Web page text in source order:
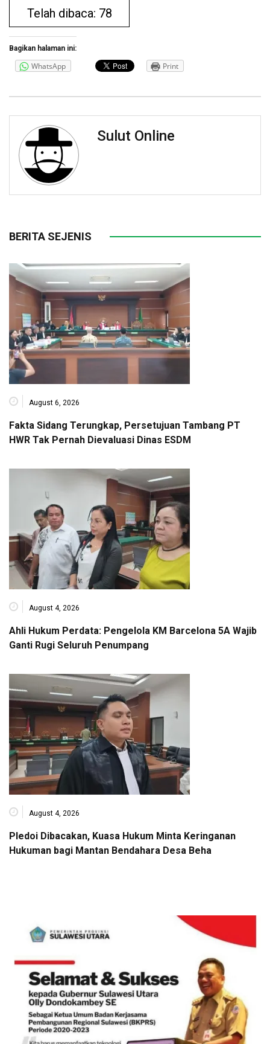
Telah dibaca: 78
Bagikan halaman ini:
WhatsApp Print
Sulut Online
BERITA SEJENIS
August 6, 2026
Fakta Sidang Terungkap, Persetujuan Tambang PT
HWR Tak Pernah Dievaluasi Dinas ESDM
August 4, 2026
Ahli Hukum Perdata: Pengelola KM Barcelona 5A Wajib
Ganti Rugi Seluruh Penumpang
August 4, 2026
Pledoi Dibacakan, Kuasa Hukum Minta Keringanan
Hukuman bagi Mantan Bendahara Desa Beha